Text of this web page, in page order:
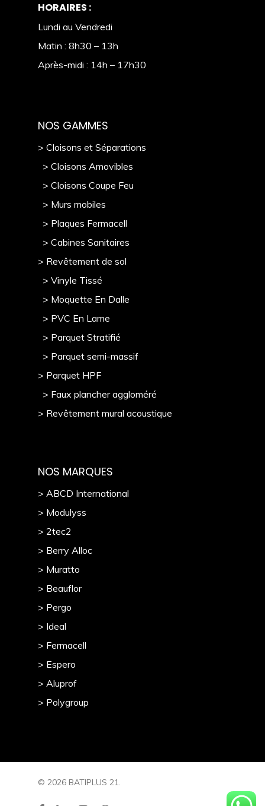
HORAIRES :
Lundi au Vendredi
Matin : 8h30 – 13h
Après-midi : 14h – 17h30
NOS GAMMES
> Cloisons et Séparations
> Cloisons Amovibles
> Cloisons Coupe Feu
> Murs mobiles
> Plaques Fermacell
> Cabines Sanitaires
> Revêtement de sol
> Vinyle Tissé
> Moquette En Dalle
> PVC En Lame
> Parquet Stratifié
> Parquet semi-massif
> Parquet HPF
> Faux plancher aggloméré
> Revêtement mural acoustique
NOS MARQUES
> ABCD International
> Modulyss
> 2tec2
> Berry Alloc
> Muratto
> Beauflor
> Pergo
> Ideal
> Fermacell
> Espero
> Aluprof
> Polygroup
© 2026 BATIPLUS 21.